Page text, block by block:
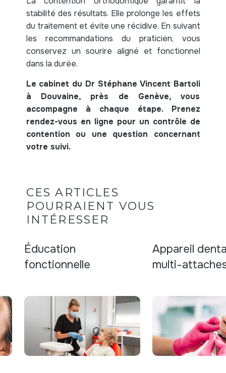
stabilité des résultats. Elle prolonge les effets
du traitement et évite une récidive. En suivant
les recommandations du praticien, vous
conservez un sourire aligné et fonctionnel
dans la durée.
Le cabinet du Dr Stéphane Vincent Bartoli
à Douvaine, près de Genève, vous
accompagne à chaque étape. Prenez
rendez-vous en ligne pour un contrôle de
contention ou une question concernant
votre suivi.
CES ARTICLES
POURRAIENT VOUS
INTÉRESSER
Éducation
fonctionnelle
Appareil
multi-